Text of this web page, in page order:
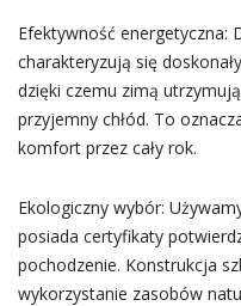
Efektywność energetyczna:
charakteryzują się
dzięki czemu zimą
przyjemny chłód. To
komfort przez cały rok.
Ekologiczny wybór:
posiada certyfikaty
pochodzenie. Konstrukcja
wykorzystanie zasobów